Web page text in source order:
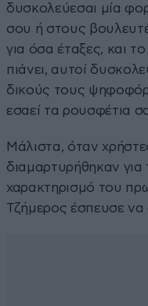
δυσκολεύεσαι μία
σου ή στους
για όσα έταξες, και
πιάνει, αυτοί
δικούς τους
εσαεί τα ρουσφέτια
Μάλιστα, όταν
διαμαρτυρήθηκαν για
χαρακτηρισμό του
Τζήμερος έσπευσε να